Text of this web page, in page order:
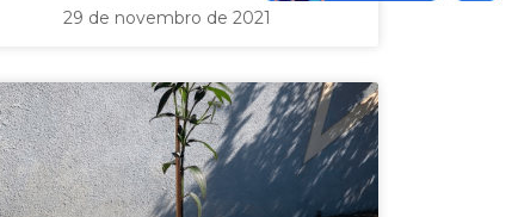
29 de novembro de 2021